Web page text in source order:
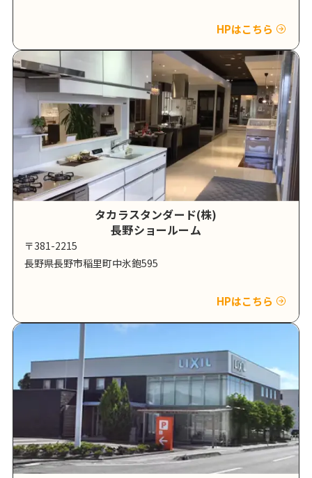
HPはこちら
タカラスタンダード(株)
長野ショールーム
〒381-2215
長野県長野市稲里町中氷鉋595
HPはこちら